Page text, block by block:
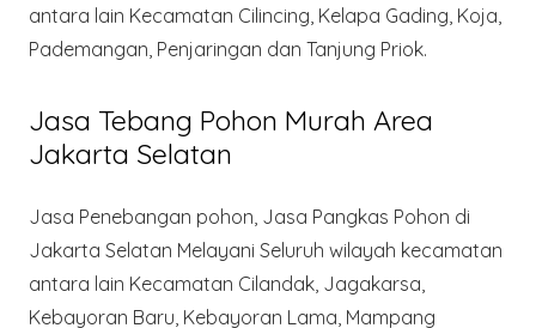
antara lain Kecamatan Cilincing, Kelapa Gading, Koja,
Pademangan, Penjaringan dan Tanjung Priok.
Jasa Tebang Pohon Murah Area
Jakarta Selatan
Jasa Penebangan pohon, Jasa Pangkas Pohon di
Jakarta Selatan Melayani Seluruh wilayah kecamatan
antara lain Kecamatan Cilandak, Jagakarsa,
Kebayoran Baru, Kebayoran Lama, Mampang